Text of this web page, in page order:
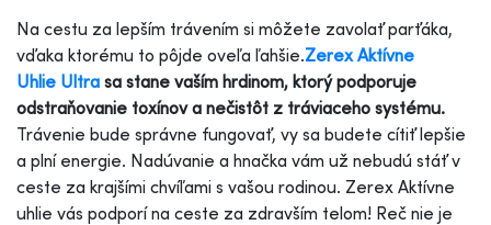
Na cestu za lepším trávením si môžete zavolať parťáka,
vďaka ktorému to pôjde oveľa ľahšie.Zerex Aktívne
Uhlie Ultra sa stane vaším hrdinom, ktorý podporuje
odstraňovanie toxínov a nečistôt z tráviaceho systému.
Trávenie bude správne fungovať, vy sa budete cítiť lepšie
a plní energie. Nadúvanie a hnačka vám už nebudú stáť v
ceste za krajšími chvíľami s vašou rodinou. Zerex Aktívne
uhlie vás podporí na ceste za zdravším telom! Reč nie je